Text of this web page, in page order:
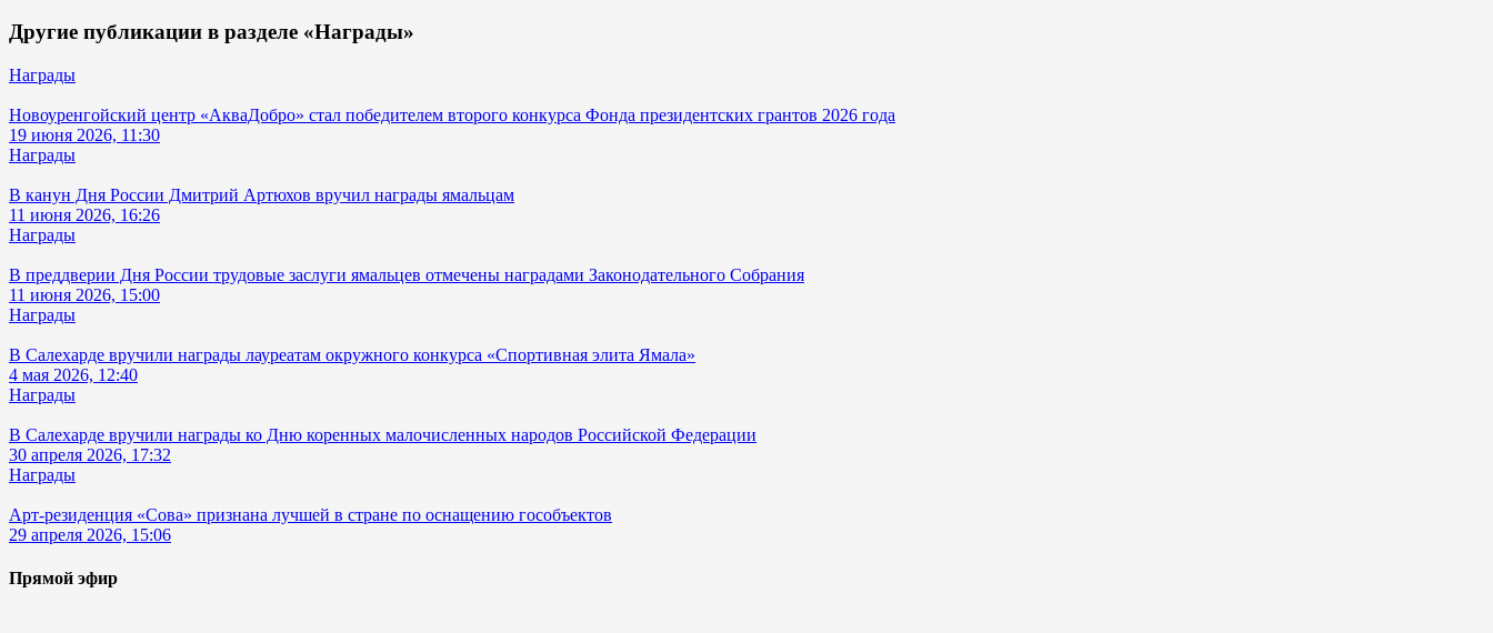
Другие публикации в разделе «Награды»
Награды
Новоуренгойский центр «АкваДобро» стал победителем второго конкурса Фонда президентских грантов 2026 года
19 июня 2026, 11:30
Награды
В канун Дня России Дмитрий Артюхов вручил награды ямальцам
11 июня 2026, 16:26
Награды
В преддверии Дня России трудовые заслуги ямальцев отмечены наградами Законодательного Собрания
11 июня 2026, 15:00
Награды
В Салехарде вручили награды лауреатам окружного конкурса «Спортивная элита Ямала»
4 мая 2026, 12:40
Награды
В Салехарде вручили награды ко Дню коренных малочисленных народов Российской Федерации
30 апреля 2026, 17:32
Награды
Арт-резиденция «Сова» признана лучшей в стране по оснащению гособъектов
29 апреля 2026, 15:06
Прямой эфир